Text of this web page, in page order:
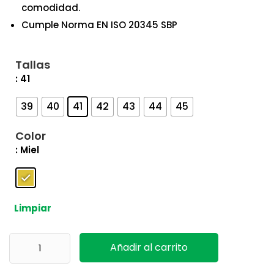
comodidad.
Cumple Norma EN ISO 20345 SBP
Tallas
: 41
39 40 41 42 43 44 45
Color
: Miel
Limpiar
FW35 Steelite Welted Plus Portwest cantidad
Añadir al carrito